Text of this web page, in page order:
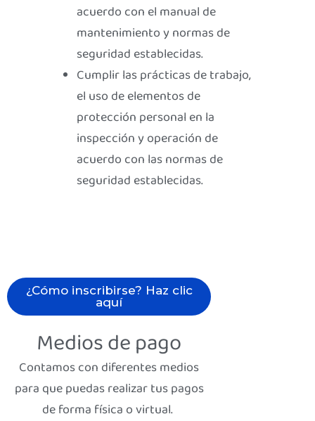
acuerdo con el manual de
mantenimiento y normas de
seguridad establecidas.
Cumplir las prácticas de trabajo,
el uso de elementos de
protección personal en la
inspección y operación de
acuerdo con las normas de
seguridad establecidas.
¿Cómo inscribirse? Haz clic
aquí
Medios de pago
Contamos con diferentes medios
para que puedas realizar tus pagos
de forma física o virtual.